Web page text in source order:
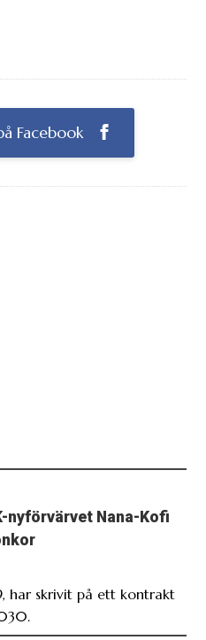
Facebook
nyförvärvet Nana-Kofi
har skrivit på ett kontrakt